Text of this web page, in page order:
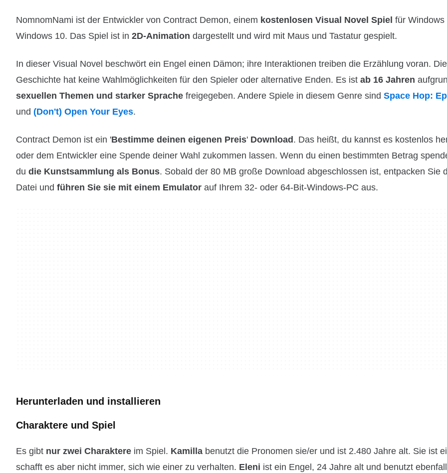
NomnomNami ist der Entwickler von Contract Demon, einem kostenlosen Visual Novel Spiel für Windows
Windows 10. Das Spiel ist in 2D-Animation dargestellt und wird mit Maus und Tastatur gespielt.
In dieser Visual Novel beschwört ein Engel einen Dämon; ihre Interaktionen treiben die Erzählung voran. Die
Geschichte hat keine Wahlmöglichkeiten für den Spieler oder alternative Enden. Es ist ab 16 Jahren
sexuellen Themen und starker Sprache freigegeben. Andere Spiele in diesem Genre sind Space Hop:
und (Don't) Open Your Eyes.
Contract Demon ist ein 'Bestimme deinen eigenen Preis' Download . Das heißt, du kannst es kostenlos
oder dem Entwickler eine Spende deiner Wahl zukommen lassen. Wenn du einen bestimmten Betrag
du die Kunstsammlung als Bonus. Sobald der 80 MB große Download abgeschlossen ist, entpacken Sie
Datei und führen Sie sie mit einem Emulator auf Ihrem 32- oder 64-Bit-Windows-PC aus.
Herunterladen und installieren
Charaktere und Spiel
Es gibt nur zwei Charaktere im Spiel. Kamilla benutzt die Pronomen sie/er und ist 2.480 Jahre alt. Sie ist
schafft es aber nicht immer, sich wie einer zu verhalten. Eleni ist ein Engel, 24 Jahre alt und benutzt